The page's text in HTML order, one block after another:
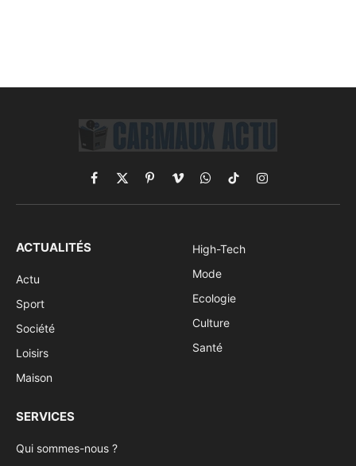
Facebook
X
(Twitter)
PinterestVimeoWhatsApp
TikTokInstagram
ACTUALITÉS
Actu
Sport
Société
Loisirs
Maison
High-Tech
Mode
Ecologie
Culture
Santé
SERVICES
Qui sommes-nous ?